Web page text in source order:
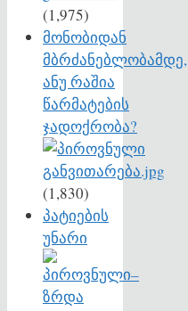
(1,975)
მონობიდან
მბრძანებლობამდე,
ანუ რაშია
წარმატების
ჯადოქრობა?
(1,830)
პატიების
უნარი